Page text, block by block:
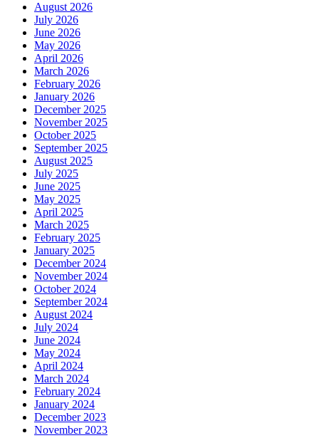
August 2026
July 2026
June 2026
May 2026
April 2026
March 2026
February 2026
January 2026
December 2025
November 2025
October 2025
September 2025
August 2025
July 2025
June 2025
May 2025
April 2025
March 2025
February 2025
January 2025
December 2024
November 2024
October 2024
September 2024
August 2024
July 2024
June 2024
May 2024
April 2024
March 2024
February 2024
January 2024
December 2023
November 2023